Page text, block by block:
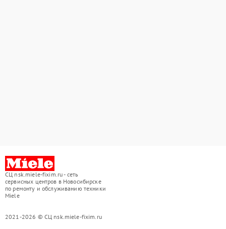
СЦ nsk.miele-fixim.ru - сеть
сервисных центров в Новосибирске
по ремонту и обслуживанию техники
Miele
2021-2026 © СЦ nsk.miele-fixim.ru